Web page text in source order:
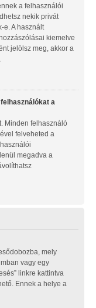
a felhasználói
nekik privát
e. A használt
kiemelve
jelölsz meg, akkor a
a
Minden felhasználó
felveheted a
megadva a
mely
vagy egy
linkre kattintva
Ennek a helye a